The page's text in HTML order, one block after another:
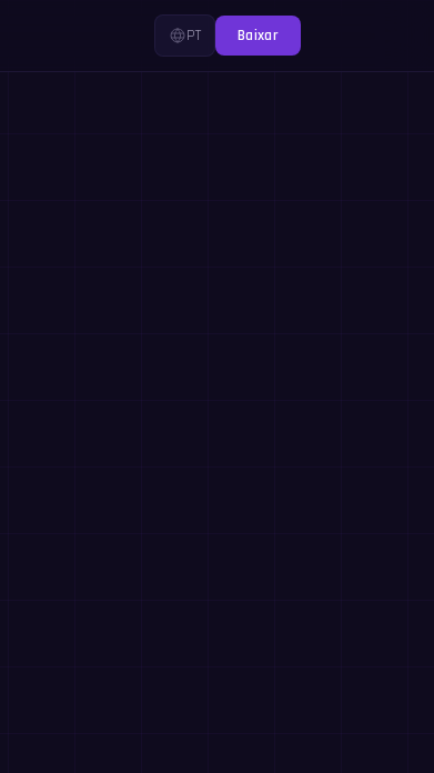
PT Baixar